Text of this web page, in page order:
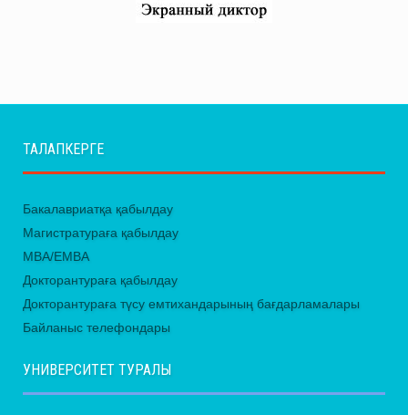
ТАЛАПКЕРГЕ
Бакалавриатқа қабылдау
Магистратураға қабылдау
MBA/EMBA
Докторантураға қабылдау
Докторантураға түсу емтихандарының бағдарламалары
Байланыс телефондары
УНИВЕРСИТЕТ ТУРАЛЫ